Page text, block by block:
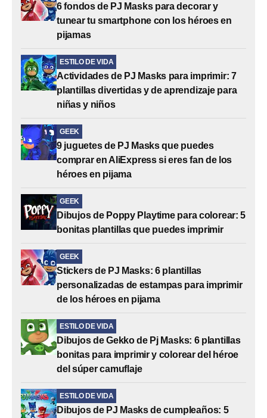
6 fondos de PJ Masks para decorar y
tunear tu smartphone con los héroes en
pijamas
ESTILO DE VIDA
Actividades de PJ Masks para imprimir: 7
plantillas divertidas y de aprendizaje para
niñas y niños
GEEK
9 juguetes de PJ Masks que puedes
comprar en AliExpress si eres fan de los
héroes en pijama
GEEK
Dibujos de Poppy Playtime para colorear: 5
bonitas plantillas que puedes imprimir
GEEK
Stickers de PJ Masks: 6 plantillas
personalizadas de estampas para imprimir
de los héroes en pijama
ESTILO DE VIDA
Dibujos de Gekko de Pj Masks: 6 plantillas
bonitas para imprimir y colorear del héroe
del súper camuflaje
ESTILO DE VIDA
Dibujos de PJ Masks de cumpleaños: 5